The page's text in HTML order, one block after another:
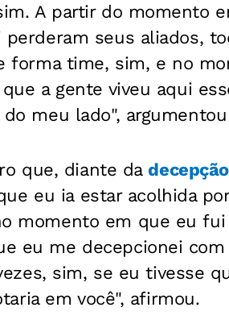
A partir do momento
seus aliados,
forma time, sim, e no
a gente viveu aqui
meu lado",
que, diante dadecepção
eu ia estar acolhida
momento em que eu fui
eu me decepcionei com
sim, se eu tivesse
em você", afirmou.